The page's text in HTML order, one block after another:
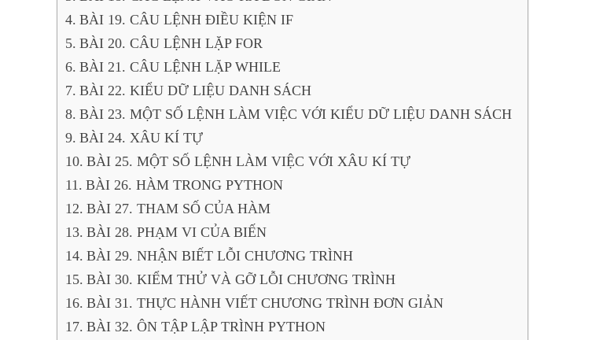
BÀI 19. CÂU LỆNH ĐIỀU KIỆN IF
BÀI 20. CÂU LỆNH LẶP FOR
BÀI 21. CÂU LỆNH LẶP WHILE
BÀI 22. KIỂU DỮ LIỆU DANH SÁCH
BÀI 23. MỘT SỐ LỆNH LÀM VIỆC VỚI KIỂU DỮ LIỆU DANH SÁCH
BÀI 24. XÂU KÍ TỰ
BÀI 25. MỘT SỐ LỆNH LÀM VIỆC VỚI XÂU KÍ TỰ
BÀI 26. HÀM TRONG PYTHON
BÀI 27. THAM SỐ CỦA HÀM
BÀI 28. PHẠM VI CỦA BIẾN
BÀI 29. NHẬN BIẾT LỖI CHƯƠNG TRÌNH
BÀI 30. KIỂM THỬ VÀ GỠ LỖI CHƯƠNG TRÌNH
BÀI 31. THỰC HÀNH VIẾT CHƯƠNG TRÌNH ĐƠN GIẢN
BÀI 32. ÔN TẬP LẬP TRÌNH PYTHON